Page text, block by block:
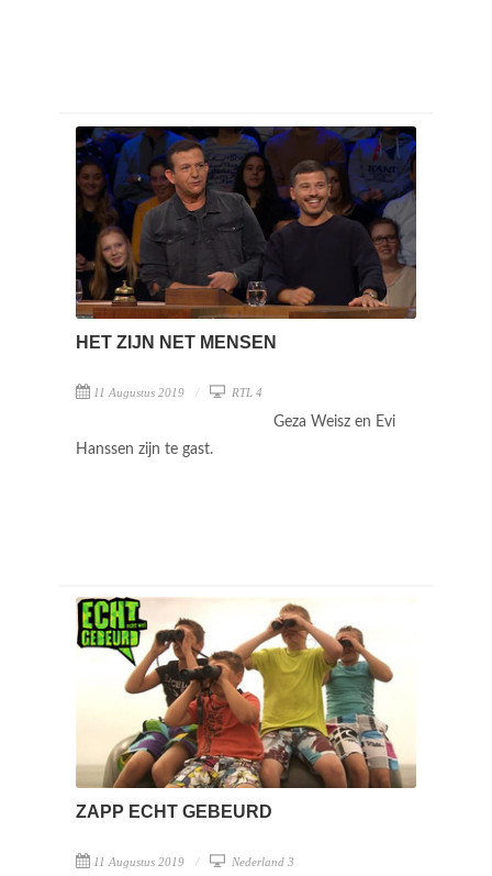
HET ZIJN NET MENSEN
11 Augustus 2019 RTL 4
Geza Weisz en Evi
Hanssen zijn te gast.
ZAPP ECHT GEBEURD
11 Augustus 2019 Nederland 3